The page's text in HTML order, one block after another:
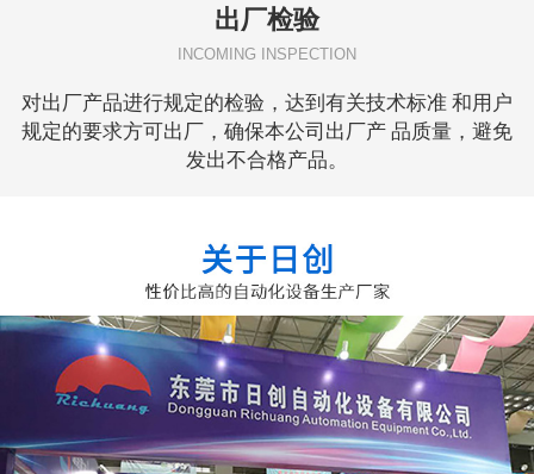
出厂检验
INCOMING INSPECTION
对出厂产品进行规定的检验，达到有关技术标准 和用户
规定的要求方可出厂，确保本公司出厂产 品质量，避免
发出不合格产品。